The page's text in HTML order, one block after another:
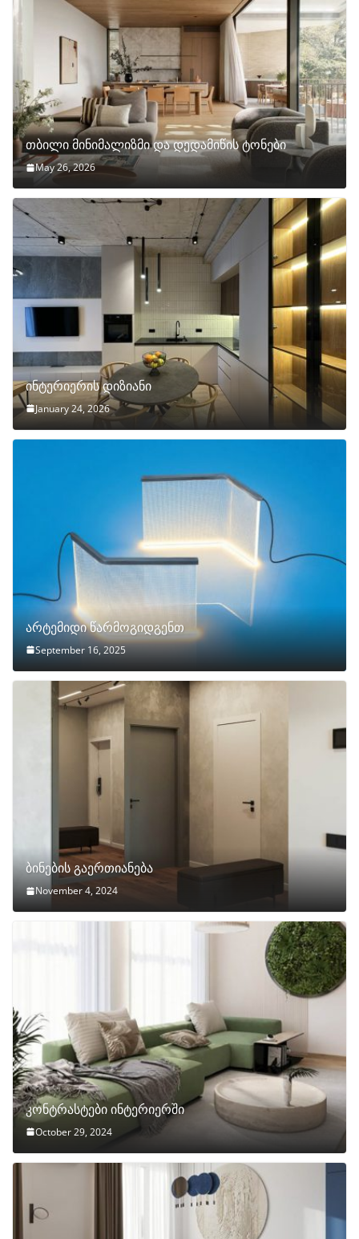
თბილი მინიმალიზმი და დედამიწის ტონები
May 26, 2026
ინტერიერის დიზიანი
January 24, 2026
არტემიდი წარმოგიდგენთ
September 16, 2025
ბინების გაერთიანება
November 4, 2024
კონტრასტები ინტერიერში
October 29, 2024